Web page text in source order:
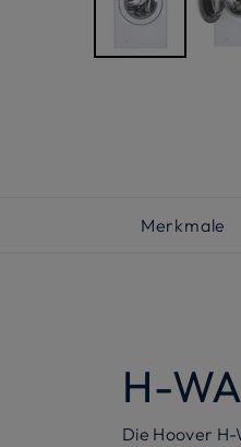
Merkmale
H-
Die Hoover